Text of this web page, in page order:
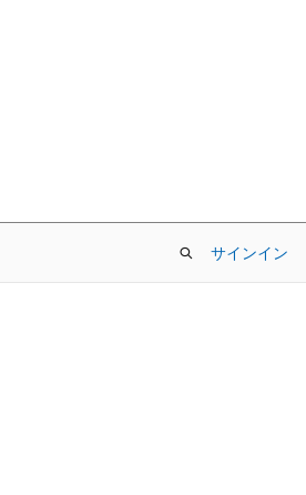
サインイン